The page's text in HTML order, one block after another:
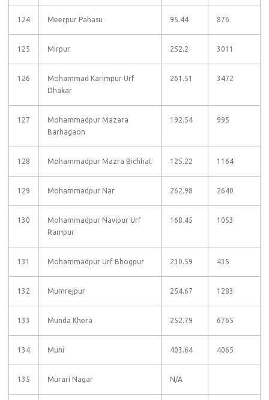
124 Meerpur Pahasu 95.44 876
125 Mirpur 252.2 3011
126
Mohammad Karimpur Urf
Dhakar
261.51 3472
127
Mohammadpur Mazara
Barhagaon
192.54 995
128 Mohammadpur Mazra Bichhat 125.22 1164
129 Mohammadpur Nar 262.98 2640
130
Mohammadpur Navipur Urf
Rampur
168.45 1053
131 Mohammadpur Urf Bhogpur 230.59 435
132 Mumrejpur 254.67 1283
133 Munda Khera 252.79 6765
134 Muni 403.64 4065
135 Murari Nagar N/A